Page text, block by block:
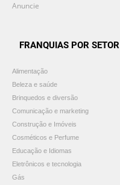
Anuncie
FRANQUIAS POR SETOR
Alimentação
Beleza e saúde
Brinquedos e diversão
Comunicação e marketing
Construção e Imóveis
Cosméticos e Perfume
Educação e Idiomas
Eletrônicos e tecnologia
Gás